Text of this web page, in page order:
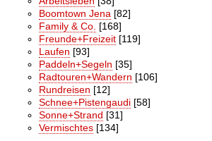
Boomtown Jena [82]
Family & Co. [168]
Freunde+Freizeit [119]
Laufen [93]
Paddeln+Segeln [35]
Radtouren+Wandern [106]
Rundreisen [12]
Schnee+Pistengaudi [58]
Sonne+Strand [31]
Vermischtes [134]